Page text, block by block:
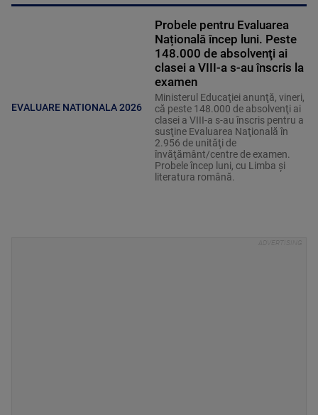
EVALUARE NATIONALA 2026
Probele pentru Evaluarea
Națională încep luni. Peste
148.000 de absolvenţi ai
clasei a VIII-a s-au înscris la
examen
Ministerul Educaţiei anunţă, vineri,
că peste 148.000 de absolvenţi ai
clasei a VIII-a s-au înscris pentru a
susţine Evaluarea Naţională în
2.956 de unităţi de
învăţământ/centre de examen.
Probele încep luni, cu Limba şi
literatura română.